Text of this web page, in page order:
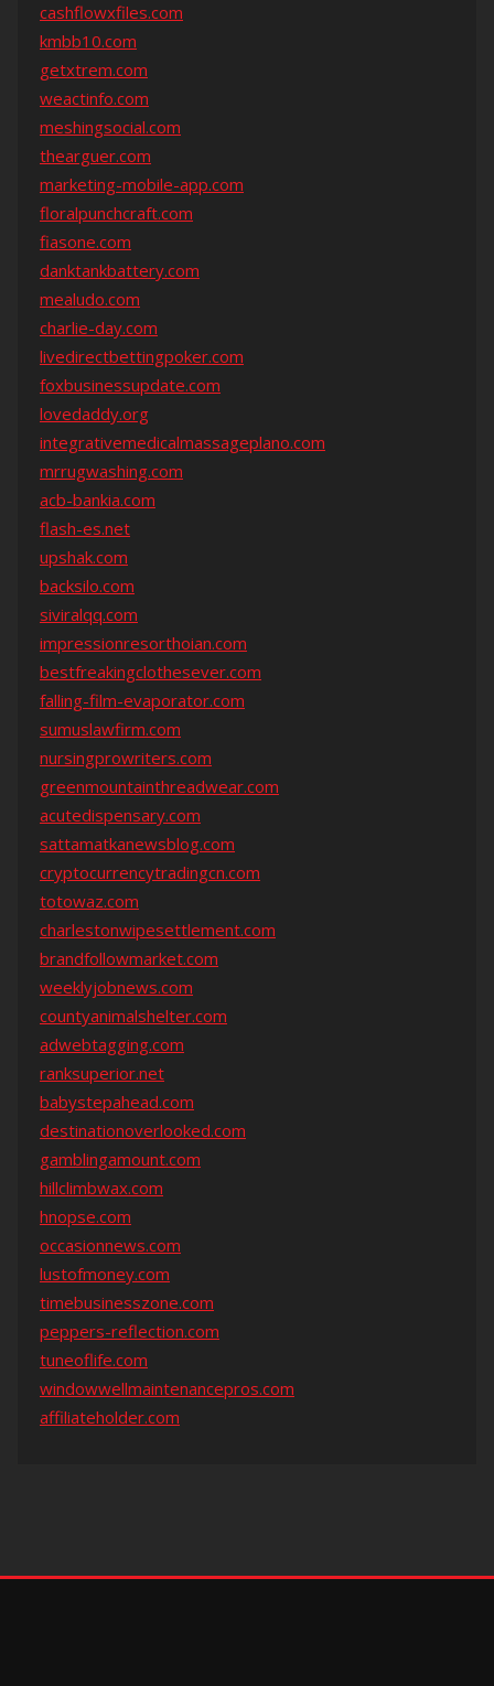
cashflowxfiles.com
kmbb10.com
getxtrem.com
weactinfo.com
meshingsocial.com
thearguer.com
marketing-mobile-app.com
floralpunchcraft.com
fiasone.com
danktankbattery.com
mealudo.com
charlie-day.com
livedirectbettingpoker.com
foxbusinessupdate.com
lovedaddy.org
integrativemedicalmassageplano.com
mrrugwashing.com
acb-bankia.com
flash-es.net
upshak.com
backsilo.com
siviralqq.com
impressionresorthoian.com
bestfreakingclothesever.com
falling-film-evaporator.com
sumuslawfirm.com
nursingprowriters.com
greenmountainthreadwear.com
acutedispensary.com
sattamatkanewsblog.com
cryptocurrencytradingcn.com
totowaz.com
charlestonwipesettlement.com
brandfollowmarket.com
weeklyjobnews.com
countyanimalshelter.com
adwebtagging.com
ranksuperior.net
babystepahead.com
destinationoverlooked.com
gamblingamount.com
hillclimbwax.com
hnopse.com
occasionnews.com
lustofmoney.com
timebusinesszone.com
peppers-reflection.com
tuneoflife.com
windowwellmaintenancepros.com
affiliateholder.com